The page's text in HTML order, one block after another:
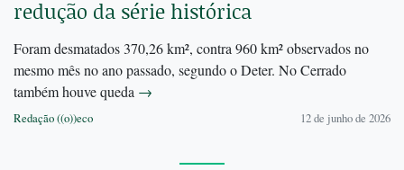
redução da série histórica
Foram desmatados 370,26 km², contra 960 km² observados no
mesmo mês no ano passado, segundo o Deter. No Cerrado
também houve queda →
Redação ((o))eco 12 de junho de 2026